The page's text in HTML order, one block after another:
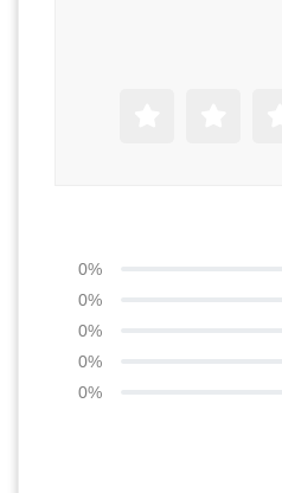
0%
0%
0%
0%
0%